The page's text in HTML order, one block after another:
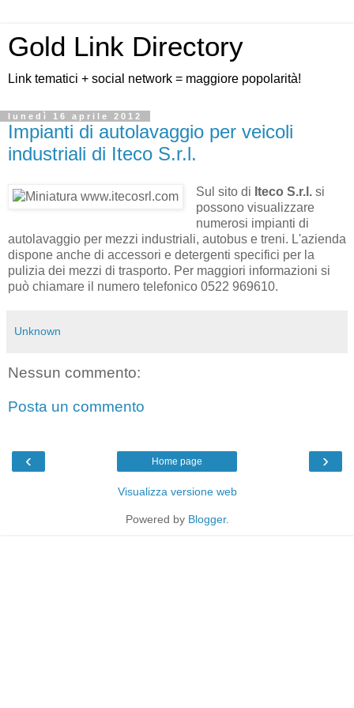
Gold Link Directory
Link tematici + social network = maggiore popolarità!
lunedì 16 aprile 2012
Impianti di autolavaggio per veicoli
industriali di Iteco S.r.l.
Sul sito di Iteco S.r.l.si
possono visualizzare
numerosi impianti di
autolavaggio per mezzi industriali, autobus e treni. L'azienda
dispone anche di accessori e detergenti specifici per la
pulizia dei mezzi di trasporto. Per maggiori informazioni si
può chiamare il numero telefonico 0522 969610.
Unknown
Nessun commento:
Posta un commento
‹ ›
Home page
Visualizza versione web
Powered by Blogger.